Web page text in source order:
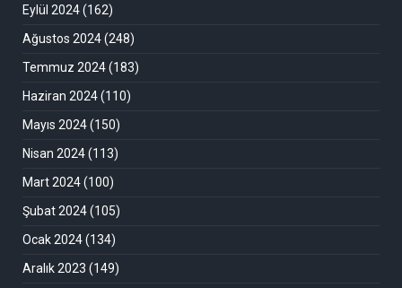
Eylül 2024(162)
Ağustos 2024(248)
Temmuz 2024(183)
Haziran 2024(110)
Mayıs 2024(150)
Nisan 2024(113)
Mart 2024(100)
Şubat 2024(105)
Ocak 2024(134)
Aralık 2023 (149)